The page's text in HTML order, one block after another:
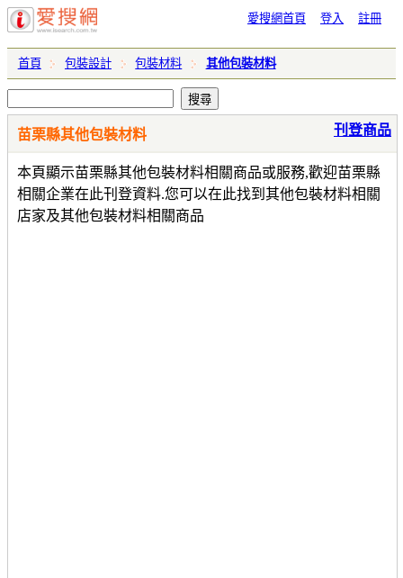
愛搜網首頁 登入 註冊
首頁 包裝設計 包裝材料 其他包裝材料
苗栗縣其他包裝材料
本頁顯示苗栗縣其他包裝材料相關商品或服務,歡迎苗栗縣
相關企業在此刊登資料.您可以在此找到其他包裝材料相關
店家及其他包裝材料相關商品
刊登商品